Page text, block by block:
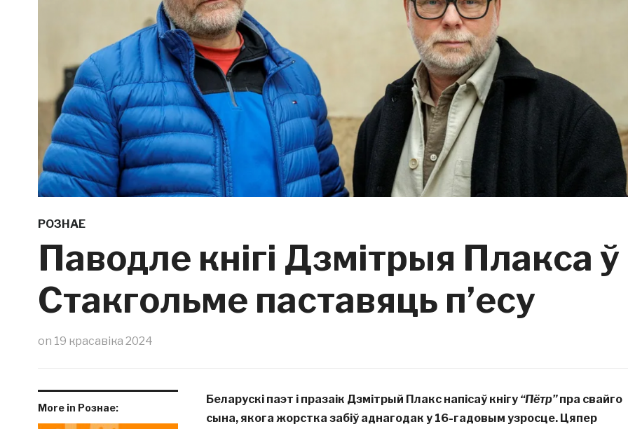
РОЗНАЕ
Паводле кнігі Дзмітрыя Плакса ў
Стакгольме паставяць п’есу
on 19 красавіка 2024
More in Рознае:
Беларускі паэт і празаік Дзмітрый Плакс напісаў кнігу “Пётр”пра свайго
сына, якога жорстка забіў аднагодак у 16-гадовым узросце. Цяпер